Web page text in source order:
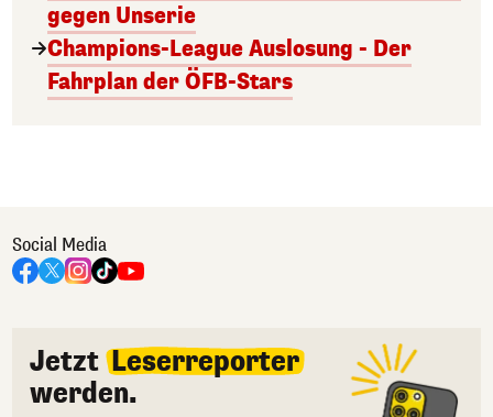
gegen Unserie
Champions-League Auslosung - Der
Fahrplan der ÖFB-Stars
Social Media
Jetzt Leserreporter
werden.